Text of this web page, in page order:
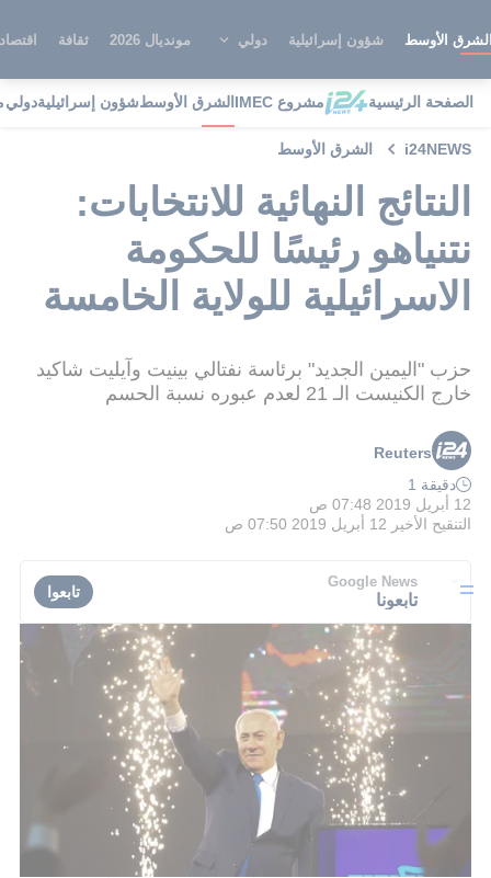
الأوسط شؤون إسرائيلية دولي مونديال 2026 ثقافة
الصفحة الرئيسية مشروع IMEC الشرق الأوسطشؤون إسرائيليةدولي
i24NEWS الشرق الأوسط
النتائج النهائية للانتخابات:
نتنياهو رئيسًا للحكومة
الاسرائيلية للولاية الخامسة
حزب "اليمين الجديد" برئاسة نفتالي بينيت وآيليت شاكيد
خارج الكنيست الـ 21 لعدم عبوره نسبة الحسم
Reuters
دقيقة 1
12 أبريل 2019 07:48 ص
التنقيح الأخير 12 أبريل 2019 07:50 ص
Google News
تابعونا تابعوا